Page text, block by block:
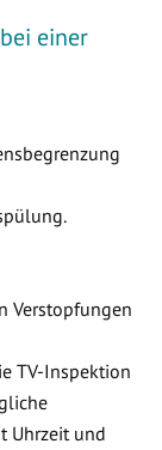
einer
Verstopfungen
TV-Inspektion
Uhrzeit und